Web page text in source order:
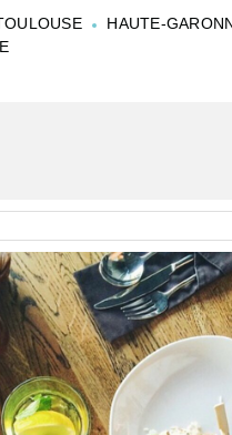
à fort passage
HAUTE-
l'agence